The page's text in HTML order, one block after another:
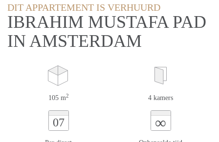
DIT APPARTEMENT IS VERHUURD
IBRAHIM MUSTAFA PAD
IN AMSTERDAM
105 m2 4 kamers
07 ∞